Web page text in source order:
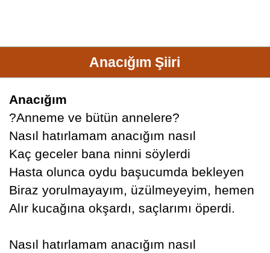
Anacığım Şiiri
Anacığım
?Anneme ve bütün annelere?
Nasıl hatırlamam anacığım nasıl
Kaç geceler bana ninni söylerdi
Hasta olunca oydu başucumda bekleyen
Biraz yorulmayayım, üzülmeyeyim, hemen
Alır kucağına okşardı, saçlarımı öperdi.
Nasıl hatırlamam anacığım nasıl